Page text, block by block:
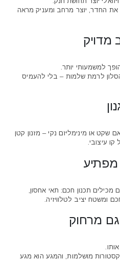
מדויק
למשמעותי יותר.
מזנון קומפקטי מאפשר ללטש את הסלון לרמת שלמות – בלי להעמיס
יוקרתי מודרני, סקנדינבי מעודן, גלאם שקט או מינימליזם נקי – מזנון קטן
עיצובי.
מפתיע
ומשטח יציב לטלוויזיה.
מרחוק